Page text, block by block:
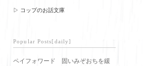
▷ コップのお話文庫
Popular Posts[daily]
ペイフォワード 固いみぞおちを緩